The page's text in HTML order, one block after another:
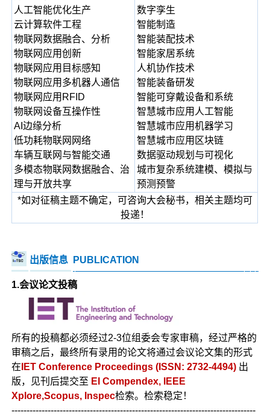
人工智能优化生产
云计算软件工程
物联网数据融合、分析
物联网应用创新
物联网应用目标感知
物联网应用多机器人通信
物联网应用RFID
物联网设备互操作性
AI边缘分析
低功耗物联网网络
车辆互联网与智能交通
多模态物联网数据融合、治
理与开放共享
数字孪生
智能制造
智能装配技术
智能家居系统
人机协作技术
智能装备研发
智能可穿戴设备和系统
智慧城市应用人工智能
智慧城市应用机器学习
智慧城市应用区块链
数据驱动规划与可视化
城市复杂系统建模、模拟与
预测预警
*如对征稿主题不确定，可咨询大会秘书，相关主题均可
投递！
出版信息 PUBLICATION
1.会议论文投稿
所有的投稿都必须经过2-3位组委会专家审稿，经过严格的
审稿之后，最终所有录用的论文将通过会议论文集的形式
在 IET Conference Proceedings (ISSN: 2732-4494) 出
版，见刊后提交至 EI Compendex, IEEE
Xplore,Scopus, Inspec检索。检索稳定！
---------------------------------------------------------------------------------